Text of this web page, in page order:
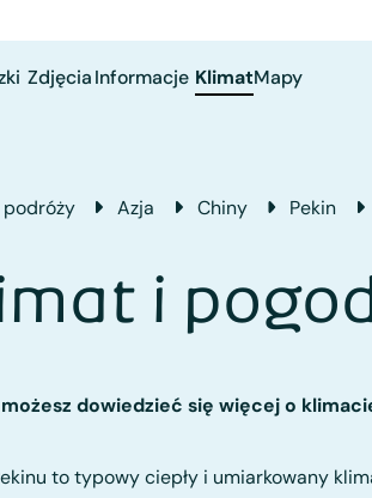
ZdjęciaInformacje KlimatMapy
podróży Azja Chiny Pekin
i
dowiedzieć się więcej o
to typowy ciepły i umiarkowany